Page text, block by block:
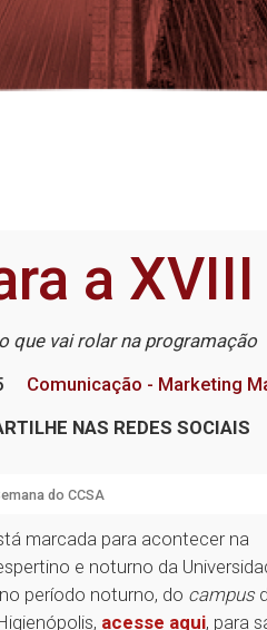
a
que vai rolar na programação
Comunicação - Marketing
NAS REDES SOCIAIS
do CCSA
marcada para acontecer na
e noturno da
período noturno, do campus
acesse aqui, para